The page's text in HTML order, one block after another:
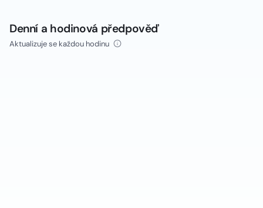
Denní a hodinová předpověď
Aktualizuje se každou hodinu